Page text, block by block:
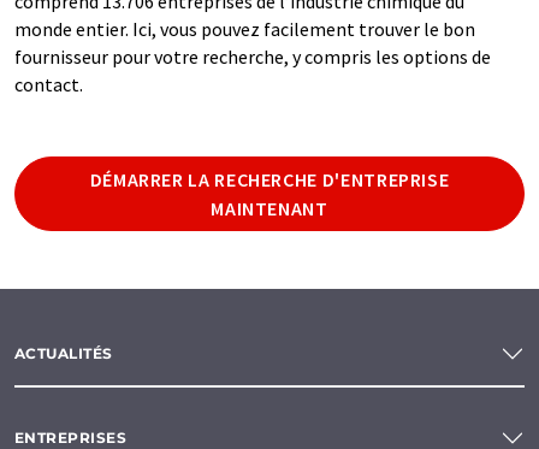
monde entier. Ici, vous pouvez facilement trouver le bon
fournisseur pour votre recherche, y compris les options de
contact.
DÉMARRER LA RECHERCHE D'ENTREPRISE
MAINTENANT
ACTUALITÉS
ENTREPRISES